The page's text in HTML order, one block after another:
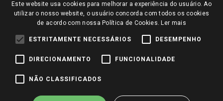
Perguntas frequentes
Trabalhe Conosco
Identidade Visual
Redes Sociais
Pagamento e Segurança
Este website usa cookies para melhorar a experiência do usuário. Ao
utilizar o nosso website, o usuário concorda com todos os cookies
de acordo com nossa Política de Cookies. Ler mais
ESTRITAMENTE NECESSÁRIOS DESEMPENHO
DIRECIONAMENTO FUNCIONALIDADE
NÃO CLASSIFICADOS